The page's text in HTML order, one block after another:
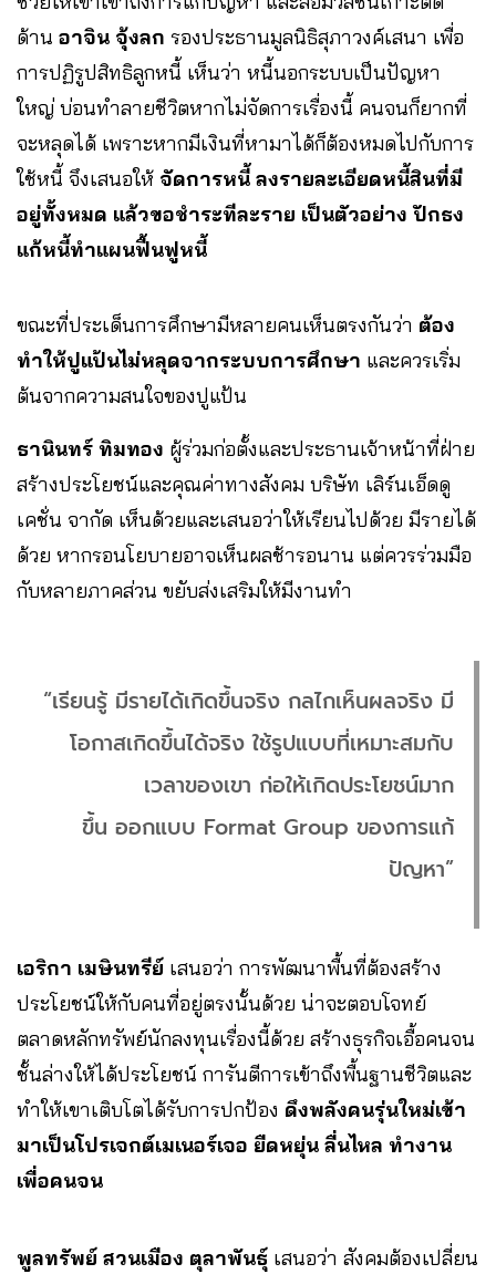
ด้าน อาจิน จุ้งลก รองประธานมูลนิธิสุภาวงค์เสนา เพื่อ
การปฏิรูปสิทธิลูกหนี้ เห็นว่า หนี้นอกระบบเป็นปัญหา
ใหญ่ บ่อนทำลายชีวิตหากไม่จัดการเรื่องนี้ คนจนก็ยากที่
จะหลุดได้ เพราะหากมีเงินที่หามาได้ก็ต้องหมดไปกับการ
ใช้หนี้ จึงเสนอให้ จัดการหนี้ ลงรายละเอียดหนี้สินที่มี
อยู่ทั้งหมด แล้วขอชำระทีละราย เป็นตัวอย่าง ปักธง
แก้หนี้ทำแผนฟื้นฟูหนี้
ขณะที่ประเด็นการศึกษามีหลายคนเห็นตรงกันว่า ต้อง
ทำให้ปูแป้นไม่หลุดจากระบบการศึกษา และควรเริ่ม
ต้นจากความสนใจของปูแป้น
ธานินทร์ ทิมทอง ผู้ร่วมก่อตั้งและประธานเจ้าหน้าที่ฝ่าย
สร้างประโยชน์และคุณค่าทางสังคม บริษัท เลิร์นเอ็ดดู
เคชั่น จากัด เห็นด้วยและเสนอว่าให้เรียนไปด้วย มีรายได้
ด้วย หากรอนโยบายอาจเห็นผลช้ารอนาน แต่ควรร่วมมือ
กับหลายภาคส่วน ขยับส่งเสริมให้มีงานทำ
“เรียนรู้ มีรายได้เกิดขึ้นจริง กลไกเห็นผลจริง มี
โอกาสเกิดขึ้นได้จริง ใช้รูปแบบที่เหมาะสมกับ
เวลาของเขา ก่อให้เกิดประโยชน์มาก
ขึ้น ออกแบบ Format Group ของการแก้
ปัญหา”
เอริกา เมษินทรีย์ เสนอว่า การพัฒนาพื้นที่ต้องสร้าง
ประโยชน์ให้กับคนที่อยู่ตรงนั้นด้วย น่าจะตอบโจทย์
ตลาดหลักทรัพย์นักลงทุนเรื่องนี้ด้วย สร้างธุรกิจเอื้อคนจน
ชั้นล่างให้ได้ประโยชน์ การันตีการเข้าถึงพื้นฐานชีวิตและ
ทำให้เขาเติบโตได้รับการปกป้อง ดึงพลังคนรุ่นใหม่เข้า
มาเป็นโปรเจกต์เมเนอร์เจอ ยืดหยุ่น ลื่นไหล ทำงาน
เพื่อคนจน
พูลทรัพย์ สวนเมือง ตุลาพันธุ์ เสนอว่า สังคมต้องเปลี่ยน